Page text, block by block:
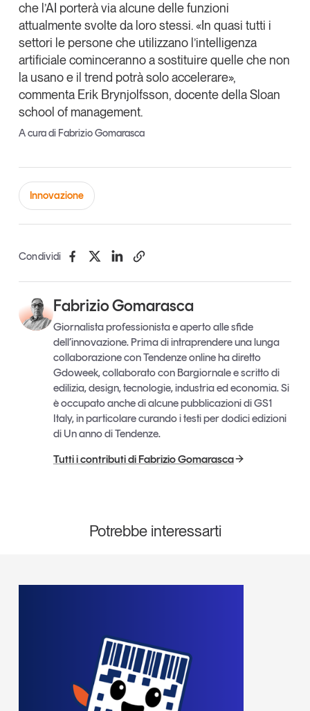
che l’AI porterà via alcune delle funzioni
attualmente svolte da loro stessi. «In quasi tutti i
settori le persone che utilizzano l’intelligenza
artificiale cominceranno a sostituire quelle che non
la usano e il trend potrà solo accelerare»,
commenta Erik Brynjolfsson, docente della Sloan
school of management.
A cura di Fabrizio Gomarasca
Innovazione
Condividi
Fabrizio Gomarasca
Giornalista professionista e aperto alle sfide
dell’innovazione. Prima di intraprendere una lunga
collaborazione con Tendenze online ha diretto
Gdoweek, collaborato con Bargiornale e scritto di
edilizia, design, tecnologie, industria ed economia. Si
è occupato anche di alcune pubblicazioni di GS1
Italy, in particolare curando i testi per dodici edizioni
di Un anno di Tendenze.
Tutti i contributi di Fabrizio Gomarasca
Potrebbe interessarti